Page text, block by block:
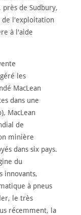
de Sudbury,
de l'exploitation
à l'aide
les
MacLean
dans une
MacLean
de
minière
dans six pays.
du
innovants,
à pneus
le très
récemment, la